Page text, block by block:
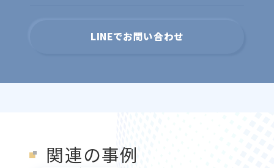
LINEでお問い合わせ
関連の事例